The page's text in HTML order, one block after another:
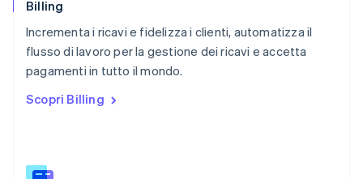
Billing
Incrementa i ricavi e fidelizza i clienti, automatizza il
flusso di lavoro per la gestione dei ricavi e accetta
pagamenti in tutto il mondo.
Scopri Billing
Português
English简体中文
Regno Unito
English
English
English